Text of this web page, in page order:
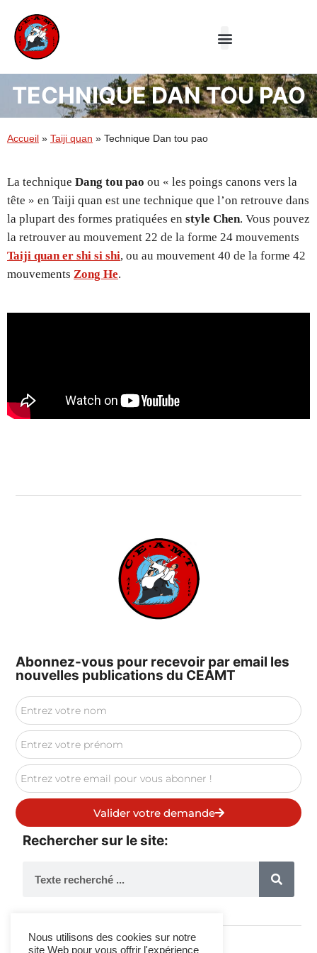
TECHNIQUE DAN TOU PAO
Accueil » Taiji quan » Technique Dan tou pao
La technique Dang tou pao ou « les poings canons vers la
tête » en Taiji quan est une technique que l’on retrouve dans
la plupart des formes pratiquées en style Chen. Vous pouvez
la retrouver au mouvement 22 de la forme 24 mouvements
Taiji quan er shi si shi, ou au mouvement 40 de la forme 42
mouvements Zong He.
Abonnez-vous pour recevoir par email les
nouvelles publications du CEAMT
Valider votre demande
Rechercher sur le site:
Nous utilisons des cookies sur notre
site Web pour vous offrir l'expérience